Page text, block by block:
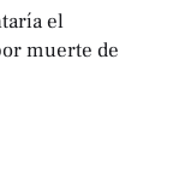
el
muerte de